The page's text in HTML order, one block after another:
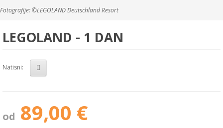
Fotografije: ©LEGOLAND Deutschland Resort
LEGOLAND - 1 DAN
Natisni:
od 89,00 €